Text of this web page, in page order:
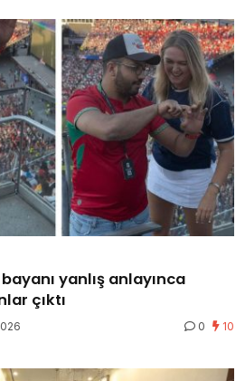
yanlış anlayınca
çıktı
0 10